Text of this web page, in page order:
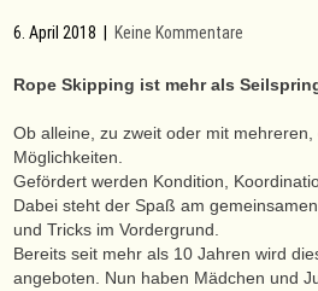
6. April 2018 Keine Kommentare
Rope Skipping ist mehr als
Ob alleine, zu zweit oder mit
Möglichkeiten.
Gefördert werden Kondition,
Dabei steht der Spaß am
und Tricks im Vordergrund.
Bereits seit mehr als 10 Jahren wird
angeboten. Nun haben Mädchen und